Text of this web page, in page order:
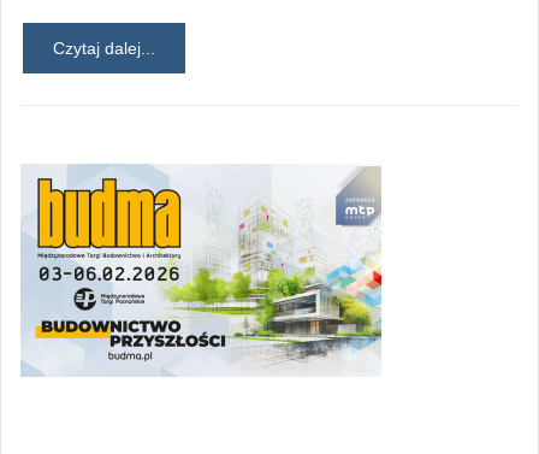
Czytaj dalej...